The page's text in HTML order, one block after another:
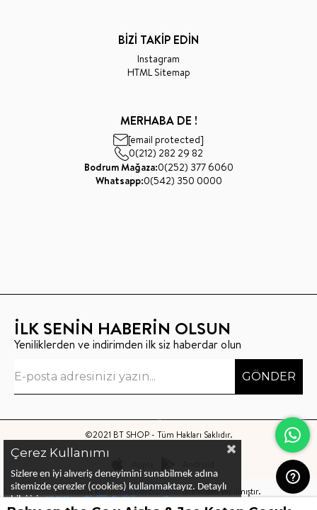
BİZİ TAKİP EDİN
Instagram
HTML Sitemap
MERHABA DE !
[email protected]
0(212) 282 29 82
Bodrum Mağaza:0(252) 377 6060
Whatsapp:0(542) 350 0000
İLK SENİN HABERİN OLSUN
Yeniliklerden ve indirimden ilk siz haberdar olun
GÖNDER
©2021 BT SHOP - Tüm Hakları Saklıdır.
Bu sitenin kurulumuKeyo Digitaltarafından yapılmıştır.
Çerez Kullanımı
Sizlere en iyi alıveriş deneyimini sunabilmek adına
sitemizde çerezler (cookies) kullanmaktayız. Detaylı
bilgi için KVKK ve Gizlilik Politikası veÇerez